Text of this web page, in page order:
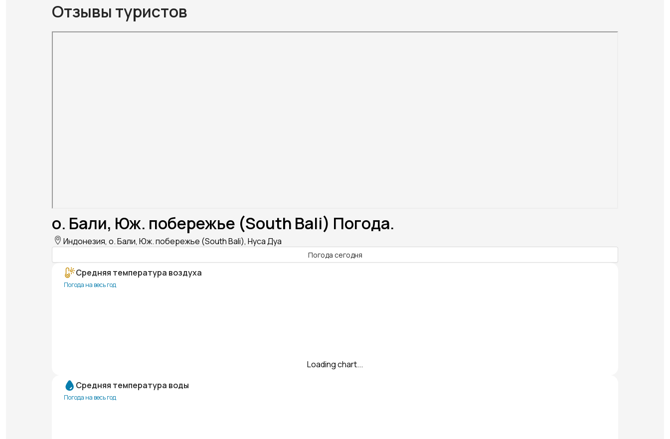
Отзывы туристов
о. Бали, Юж. побережье (South Bali) Погода.
Индонезия, о. Бали, Юж. побережье (South Bali), Нуса Дуа
Погода сегодня
Средняя температура воздуха
Погода на весь год
Loading chart...
Средняя температура воды
Погода на весь год